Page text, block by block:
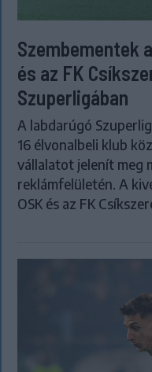
Szembementek
és az FK
Szuperligában
A labdarúgó
16 élvonalbeli klub
vállalatot jelenít meg
reklámfelületén. A
OSK és az FK